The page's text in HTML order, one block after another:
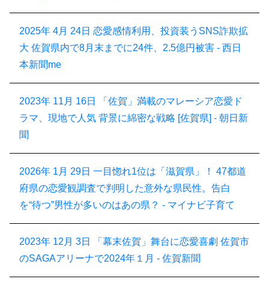
2025年 4月 24日 恋愛感情利用、投資装うSNS詐欺拡
大 佐賀県内で8月末までに24件、2.5億円被害 - 西日
本新聞me
2023年 11月 16日
「佐賀」満載のマレーシア恋愛ド
ラマ、現地で人気 背景に綿密な戦略 [佐賀県] - 朝日新
聞
2026年 1月 29日 一目惚れ1位は「滋賀県」！ 47都道
府県の恋愛観調査で判明した意外な県民性。告白
を“待つ”男性が多いのはあの県？ - マイナビ子育て
2023年 12月 3日
「幕末佐賀」舞台に恋愛喜劇 佐賀市
のSAGAアリーナで2024年１月 - 佐賀新聞